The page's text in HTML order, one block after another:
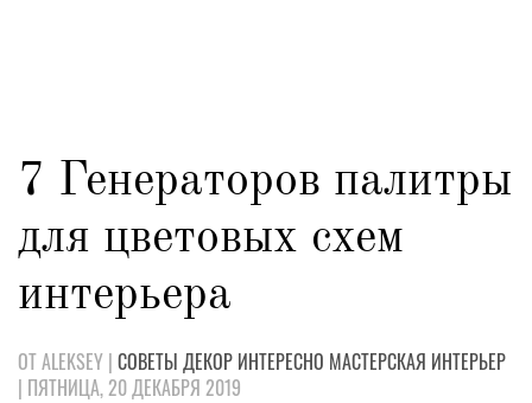
7 Генераторов палитры
для цветовых схем
интерьера
ОТ ALEKSEY | СОВЕТЫ ДЕКОР ИНТЕРЕСНО МАСТЕРСКАЯ ИНТЕРЬЕР
| ПЯТНИЦА, 20 ДЕКАБРЯ 2019